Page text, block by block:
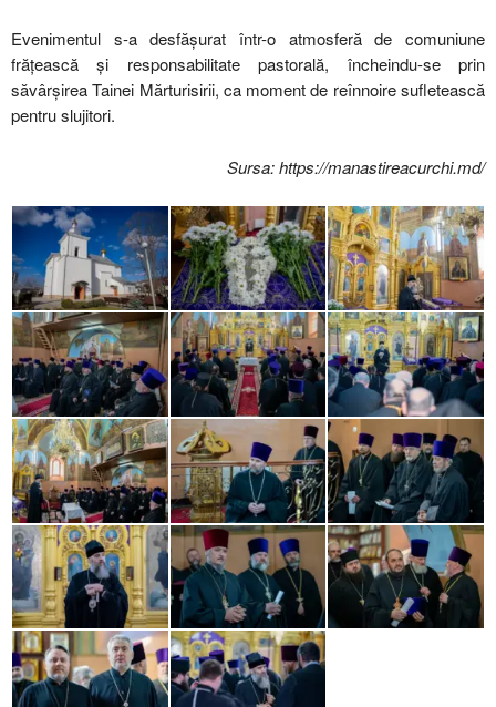
Evenimentul s-a desfășurat într-o atmosferă de comuniune
frățească și responsabilitate pastorală, încheindu-se prin
săvârșirea Tainei Mărturisirii, ca moment de reînnoire sufletească
pentru slujitori.
Sursa: https://manastireacurchi.md/